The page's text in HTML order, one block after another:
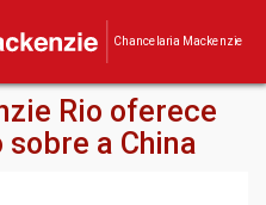
Chancelaria Mackenzie
Rio oferece
a China